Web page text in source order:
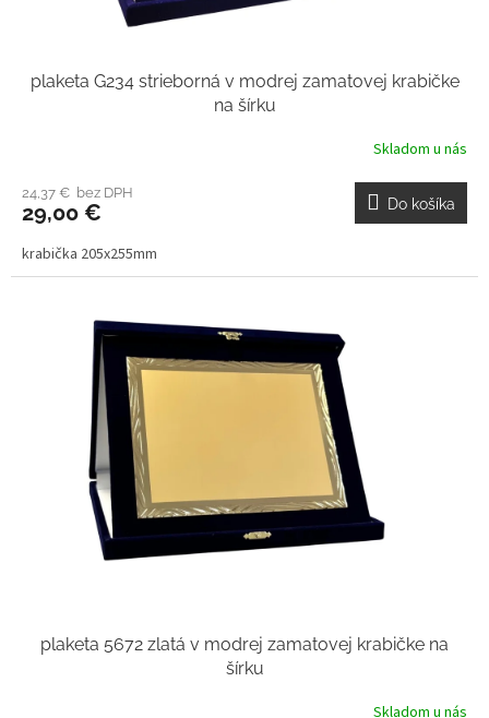
plaketa G234 strieborná v modrej zamatovej krabičke
na šírku
Skladom u nás
24,37 € bez DPH
29,00 € Do košíka
krabička 205x255mm
plaketa 5672 zlatá v modrej zamatovej krabičke na
šírku
Skladom u nás